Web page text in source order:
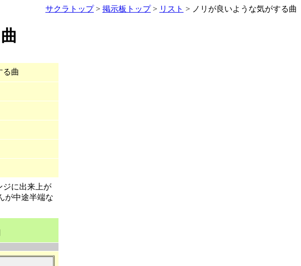
サクラトップ> 掲示板トップ> リスト > ノリが良いような気がする曲
る曲
ジに出来上が
が中途半端な